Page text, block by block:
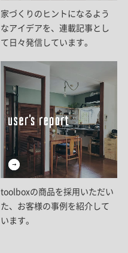
家づくりのヒントになるよう
なアイデアを、連載記事とし
て日々発信しています。
toolboxの商品を採用いただい
た、お客様の事例を紹介して
います。